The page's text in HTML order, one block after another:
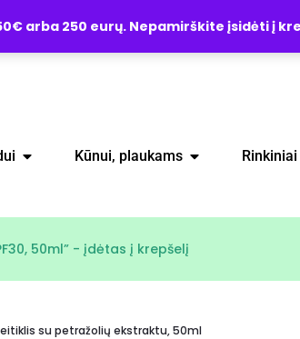
arba 250 eurų. Nepamirškite įsidėti į
Kūnui, plaukams Rinkiniai
50ml” - įdėtas į krepšelį
su petražolių ekstraktu, 50ml